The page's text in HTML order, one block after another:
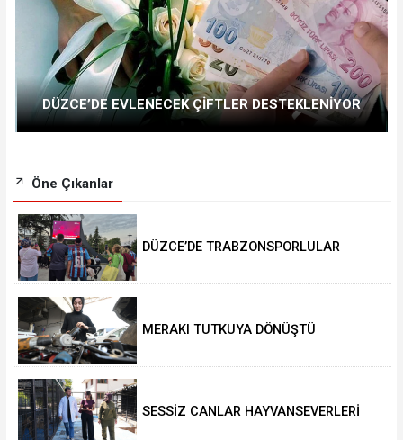
DÜZCE’DE EVLENECEK ÇİFTLER DESTEKLENİYOR
Öne Çıkanlar
DÜZCE’DE TRABZONSPORLULAR
MERAKI TUTKUYA DÖNÜŞTÜ
SESSİZ CANLAR HAYVANSEVERLERİ